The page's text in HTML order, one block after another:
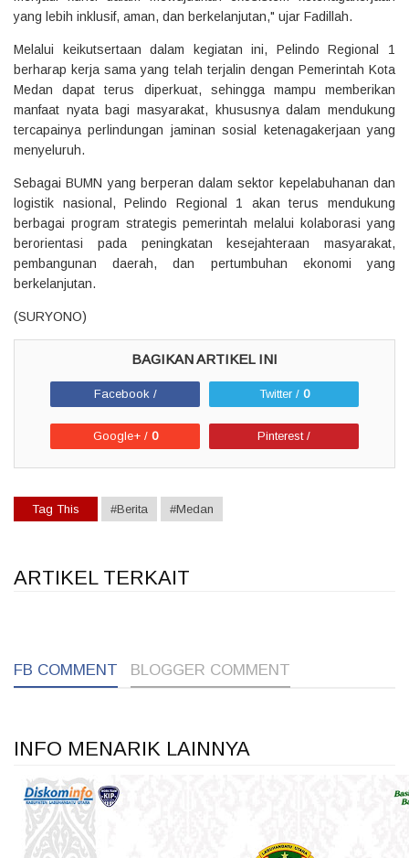
yang lebih inklusif, aman, dan berkelanjutan," ujar Fadillah.
‎Melalui keikutsertaan dalam kegiatan ini, Pelindo Regional 1
berharap kerja sama yang telah terjalin dengan Pemerintah Kota
Medan dapat terus diperkuat, sehingga mampu memberikan
manfaat nyata bagi masyarakat, khususnya dalam mendukung
tercapainya perlindungan jaminan sosial ketenagakerjaan yang
menyeluruh.
‎Sebagai BUMN yang berperan dalam sektor kepelabuhanan dan
logistik nasional, Pelindo Regional 1 akan terus mendukung
berbagai program strategis pemerintah melalui kolaborasi yang
berorientasi pada peningkatan kesejahteraan masyarakat,
pembangunan daerah, dan pertumbuhan ekonomi yang
berkelanjutan.
‎(SURYONO)
Facebook / Twitter / 0
Google+ / 0 Pinterest /
Tag This #Berita #Medan
ARTIKEL TERKAIT
FB COMMENT BLOGGER COMMENT
INFO MENARIK LAINNYA